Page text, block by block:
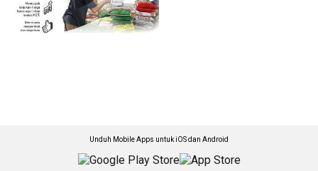
Unduh Mobile Apps untuk iOS dan Android